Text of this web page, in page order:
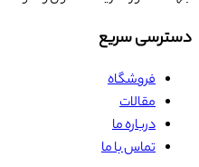
دسترسی سریع
فروشگاه
مقالات
درباره ما
تماس با ما